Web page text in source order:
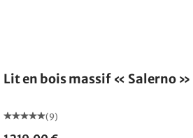
Lit en bois massif « Salerno »
(9)